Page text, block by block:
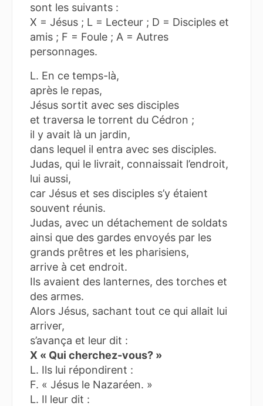
sont les suivants :
X = Jésus ; L = Lecteur ; D = Disciples et
amis ; F = Foule ; A = Autres
personnages.
L. En ce temps-là,
après le repas,
Jésus sortit avec ses disciples
et traversa le torrent du Cédron ;
il y avait là un jardin,
dans lequel il entra avec ses disciples.
Judas, qui le livrait, connaissait l’endroit,
lui aussi,
car Jésus et ses disciples s’y étaient
souvent réunis.
Judas, avec un détachement de soldats
ainsi que des gardes envoyés par les
grands prêtres et les pharisiens,
arrive à cet endroit.
Ils avaient des lanternes, des torches et
des armes.
Alors Jésus, sachant tout ce qui allait lui
arriver,
s’avança et leur dit :
X « Qui cherchez-vous? »
L. Ils lui répondirent :
F. « Jésus le Nazaréen. »
L. Il leur dit :